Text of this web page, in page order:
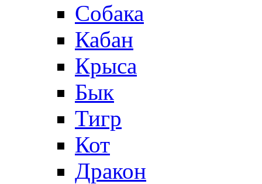
Собака
Кабан
Крыса
Бык
Тигр
Кот
Дракон